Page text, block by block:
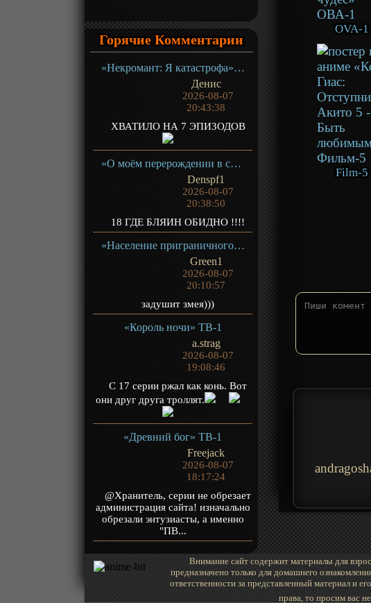
Горячие Комментарии
«Некромант: Я катастрофа» ТВ-1
Денис
2026-08-07
20:43:38
ХВАТИЛО НА 7 ЭПИЗОДОВ
«О моём перерождении в слизь 4» ТВ- 4.1
Denspf1
2026-08-07
20:38:50
18 ГДЕ БЛЯИН ОБИДНО !!!!
«Население приграничного владения начинается с нуля» ТВ-1
Green1
2026-08-07
20:10:57
задушит змея)))
«Король ночи» ТВ-1
a.strag
2026-08-07
19:08:46
С 17 серии ржал как конь. Вот
они друг друга троллят.
«Древний бог» ТВ-1
Freejack
2026-08-07
18:17:24
@Хранитель, серии не обрезает
администрация сайта! изначально
обрезали энтузиасты, а именно
"ПВ...
OVA-1
Film-5
Внимание сайт содержит материалы для
предназначено только для домашнего
ответственности за представленный материал и
права, то просим вас